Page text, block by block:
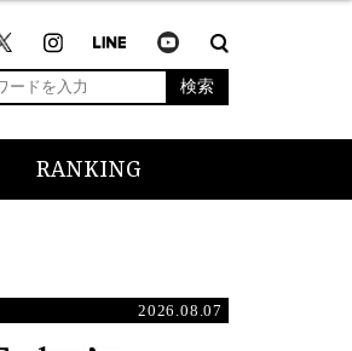
検索
RANKING
2026.08.07